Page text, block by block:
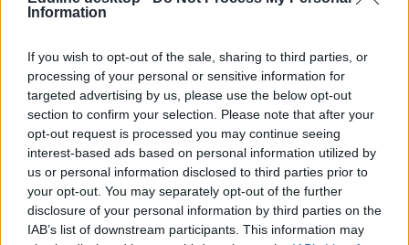
Information
If you wish to opt-out of the sale, sharing to third parties, or
processing of your personal or sensitive information for
targeted advertising by us, please use the below opt-out
section to confirm your selection. Please note that after your
opt-out request is processed you may continue seeing
interest-based ads based on personal information utilized by
us or personal information disclosed to third parties prior to
your opt-out. You may separately opt-out of the further
disclosure of your personal information by third parties on the
IAB’s list of downstream participants. This information may